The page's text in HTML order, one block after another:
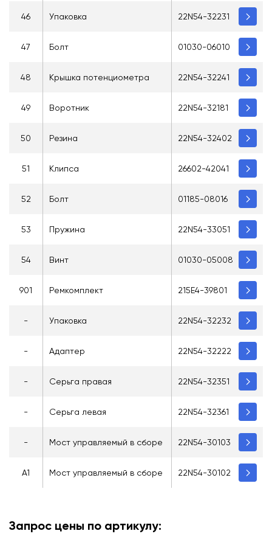
46 Упаковка 22N54-32231
47 Болт 01030-06010
48 Крышка потенциометра 22N54-32241
49 Воротник 22N54-32181
50 Резина 22N54-32402
51 Клипса 26602-42041
52 Болт 01185-08016
53 Пружина 22N54-33051
54 Винт 01030-05008
901 Ремкомплект 215E4-39801
- Упаковка 22N54-32232
- Адаптер 22N54-32222
- Серьга правая 22N54-32351
- Серьга левая 22N54-32361
- Мост управляемый в сборе 22N54-30103
A1 Мост управляемый в сборе 22N54-30102
Запрос цены по артикулу: